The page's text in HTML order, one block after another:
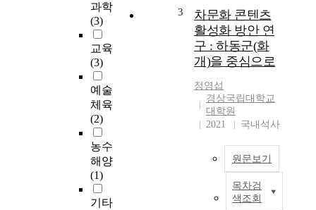
과학
(3)
교육
(3)
예술
체육
(2)
농수
해양
(1)
기타
3
차문화 콘텐츠
활성화 방안 연
구 : 하동군(화
개)을 중심으로
정영섭
경상국립대학교
대학원
2021
국내석사
원문보기
목차검
색조회